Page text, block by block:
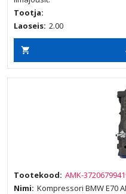
Tootja:
Laoseis: 2.00
Tootekood: AMK-
Nimi: Kompressori BMW E70